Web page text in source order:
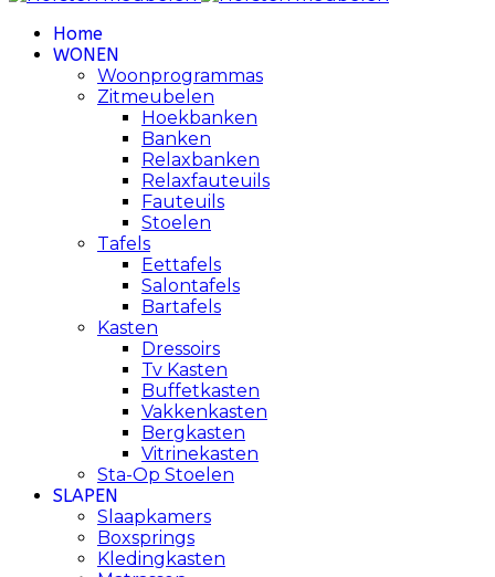
Home
WONEN
Woonprogrammas
Zitmeubelen
Hoekbanken
Banken
Relaxbanken
Relaxfauteuils
Fauteuils
Stoelen
Tafels
Eettafels
Salontafels
Bartafels
Kasten
Dressoirs
Tv Kasten
Buffetkasten
Vakkenkasten
Bergkasten
Vitrinekasten
Sta-Op Stoelen
SLAPEN
Slaapkamers
Boxsprings
Kledingkasten